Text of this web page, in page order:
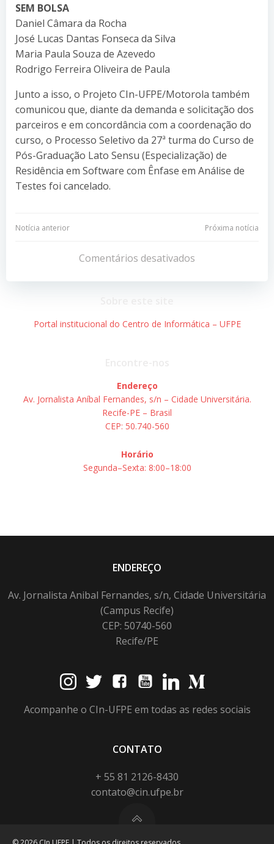
SEM BOLSA
Daniel Câmara da Rocha
José Lucas Dantas Fonseca da Silva
Maria Paula Souza de Azevedo
Rodrigo Ferreira Oliveira de Paula
Junto a isso, o Projeto CIn-UFPE/Motorola também
comunicou que, diante da demanda e solicitação dos
parceiros e em concordância com a coordenação do
curso, o Processo Seletivo da 27ª turma do Curso de
Pós-Graduação Lato Sensu (Especialização) de
Residência em Software com Ênfase em Análise de
Testes foi cancelado.
Navegação
Post
Notícia anterior
Navegação
de
Post
Próxima notícia
Comentários desativados
Portal institucional do Centro de Informática – UFPE
Endereço
Av. Jornalista Aníbal Fernandes, s/n – Cidade Universitária.
Recife-PE – Brasil
CEP: 50.740-560
Horário
Segunda–Sexta: 8:00–18:00
ENDEREÇO
Av. Jornalista Anibal Fernandes, s/n, Cidade Universitária
(Campus Recife)
CEP: 50740-560
Recife/PE
Acompanhe o CIn-UFPE em todas as redes sociais
CONTATO
+ 55 81 2126-8430
contato@cin.ufpe.br